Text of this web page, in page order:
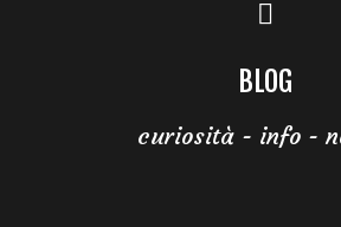
BLOG
curiosità - info -